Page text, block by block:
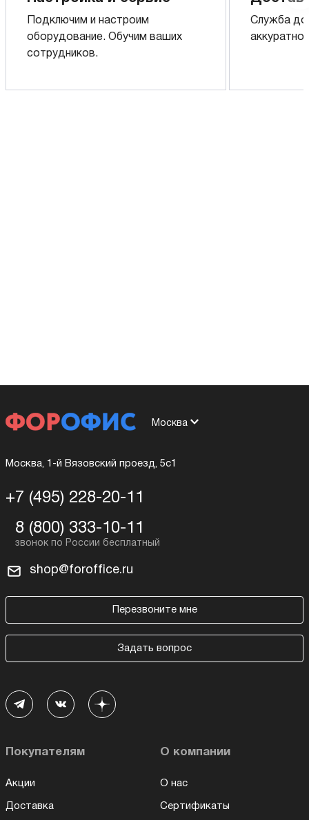
Подключим и настроим
оборудование. Обучим ваших
сотрудников.
Служба
аккуратно
Москва
Москва, 1-й Вязовский проезд, 5с1
+7 (495) 228-20-11
8 (800) 333-10-11
shop@foroffice.ru
Перезвоните мне
Задать вопрос
Покупателям
Акции
Доставка
О компании
О нас
Сертификаты